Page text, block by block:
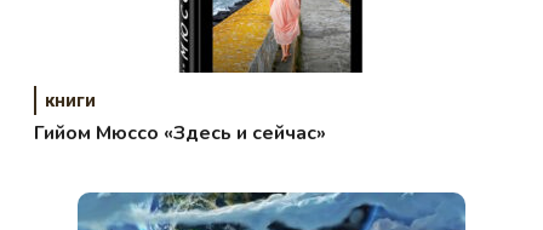
книги
Гийом Мюссо «Здесь и сейчас»